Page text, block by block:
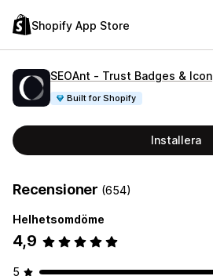
Shopify App Store
SEOAnt ‑ Trust Badges & Icon
Built for Shopify
Installera
Recensioner (654)
Helhetsomdöme
4,9
5